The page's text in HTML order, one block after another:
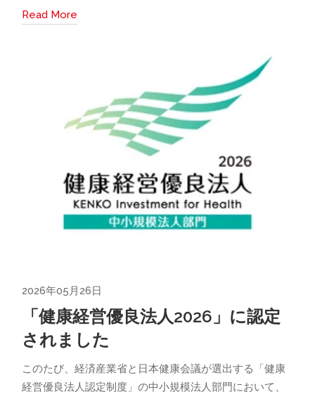
Read More
2026年05月26日
「健康経営優良法人2026」に認定
されました
このたび、経済産業省と日本健康会議が選出する「健康
経営優良法人認定制度」の中小規模法人部門において、